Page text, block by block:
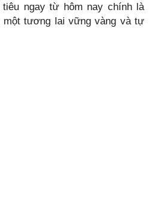
ngay từ hôm nay chính là
tương lai vững vàng và tự